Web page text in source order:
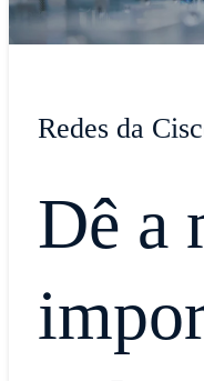
Redes da
Dê a